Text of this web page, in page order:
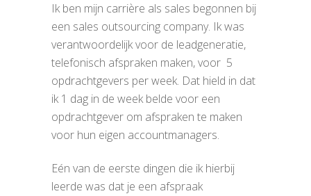
Ik ben mijn carrière als sales begonnen bij
een sales outsourcing company. Ik was
verantwoordelijk voor de leadgeneratie,
telefonisch afspraken maken, voor 5
opdrachtgevers per week. Dat hield in dat
ik 1 dag in de week belde voor een
opdrachtgever om afspraken te maken
voor hun eigen accountmanagers.
Eén van de eerste dingen die ik hierbij
leerde was dat je een afspraak